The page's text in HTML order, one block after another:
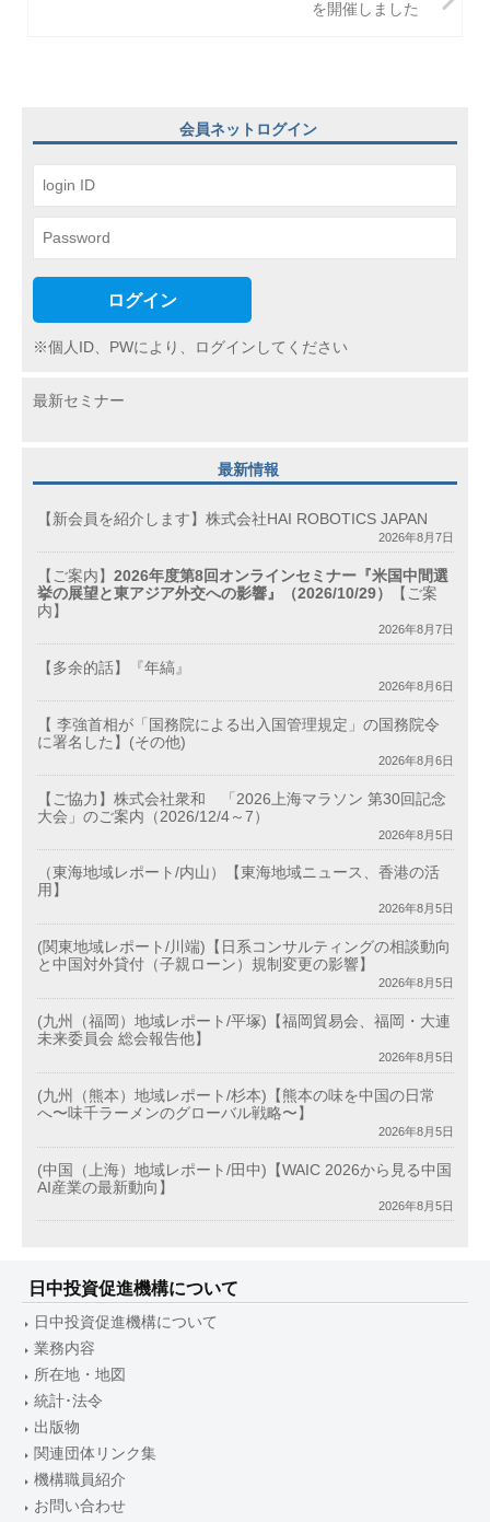
ン
を開催しました
会員ネットログイン
ログイン
※個人ID、PWにより、ログインしてください
最新セミナー
最新情報
【新会員を紹介します】株式会社HAI ROBOTICS JAPAN
2026年8月7日
【ご案内】 2026年度第8回オンラインセミナー『米国中間選
挙の展望と東アジア外交への影響』（2026/10/29）
【ご案
内】
2026年8月7日
【多余的話】『年縞』
2026年8月6日
【 李強首相が「国務院による出入国管理規定」の国務院令
に署名した】(その他)
2026年8月6日
【ご協力】株式会社衆和 「2026上海マラソン 第30回記念
大会」のご案内（2026/12/4～7）
2026年8月5日
（東海地域レポート/内山）【東海地域ニュース、香港の活
用】
2026年8月5日
(関東地域レポート/川端)【日系コンサルティングの相談動向
と中国対外貸付（子親ローン）規制変更の影響】
2026年8月5日
(九州（福岡）地域レポート/平塚)【福岡貿易会、福岡・大連
未来委員会 総会報告他】
2026年8月5日
(九州（熊本）地域レポート/杉本)【熊本の味を中国の日常
へ〜味千ラーメンのグローバル戦略〜】
2026年8月5日
(中国（上海）地域レポート/田中)【WAIC 2026から見る中国
AI産業の最新動向】
2026年8月5日
日中投資促進機構について
日中投資促進機構について
業務内容
所在地・地図
統計･法令
出版物
関連団体リンク集
機構職員紹介
お問い合わせ